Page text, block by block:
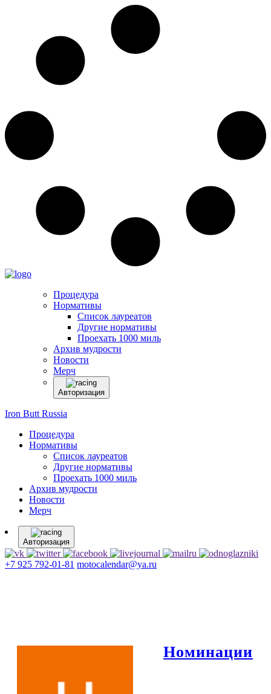
Процедура
Нормативы
Список лауреатов
Другие нормативы
Проехать 1000 миль
Архив мудрости
Новости
Мерч
Авторизация
Iron Butt Russia
Процедура
Нормативы
Список лауреатов
Другие нормативы
Проехать 1000 миль
Архив мудрости
Новости
Мерч
Авторизация
+7 925 792-01-81 motocalendar@ya.ru
Номинации